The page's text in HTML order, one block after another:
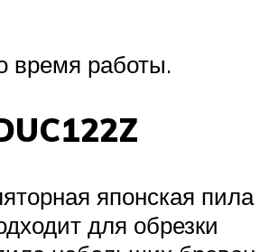
время работы.
японская пила
для обрезки